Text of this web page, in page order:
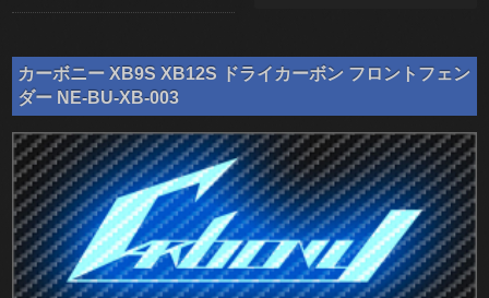
カーボニー XB9S XB12S ドライカーボン フロントフェン
ダー NE-BU-XB-003